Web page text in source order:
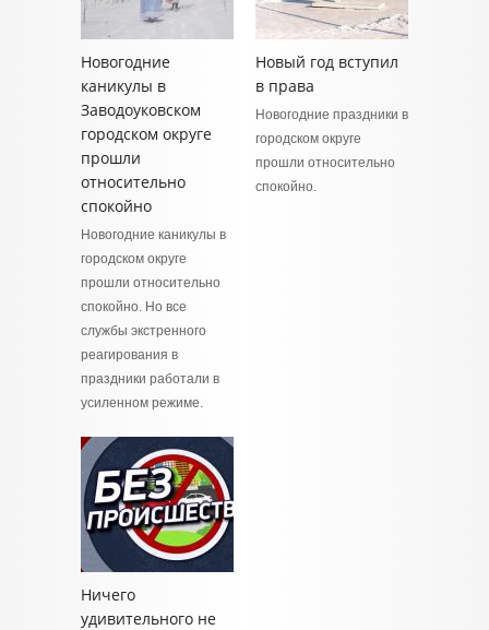
Новогодние
каникулы в
Заводоуковском
городском округе
прошли
относительно
спокойно
Новогодние каникулы в
городском округе
прошли относительно
спокойно. Но все
службы экстренного
реагирования в
праздники работали в
усиленном режиме.
Новый год вступил
в права
Новогодние праздники в
городском округе
прошли относительно
спокойно.
Ничего
удивительного не